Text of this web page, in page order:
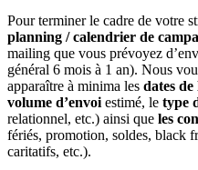
Pour terminer le cadre de votre
planning / calendrier de
mailing que vous prévoyez
général 6 mois à 1 an). Nous
apparaître à minima les dates
volume d’envoi estimé, le type
relationnel, etc.) ainsi que les
fériés, promotion, soldes, black
caritatifs, etc.).